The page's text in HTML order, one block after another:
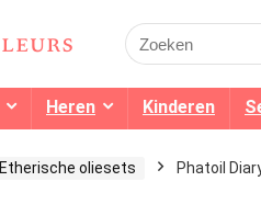
Search
for:
Heren Kinderen
Etherische oliesets Phatoil